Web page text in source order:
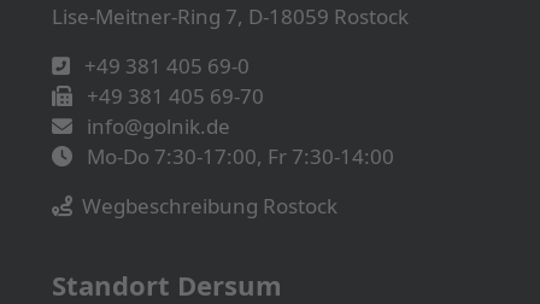
Lise-Meitner-Ring 7, D-18059 Rostock
+49 381 405 69-0
+49 381 405 69-70
info@golnik.de
Mo-Do 7:30-17:00, Fr 7:30-14:00
Wegbeschreibung Rostock
Standort Dersum